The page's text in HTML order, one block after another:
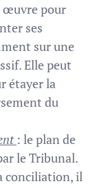
œuvre pour
ses
sur une
Elle peut
étayer la
du
: le plan de
le Tribunal.
conciliation, il